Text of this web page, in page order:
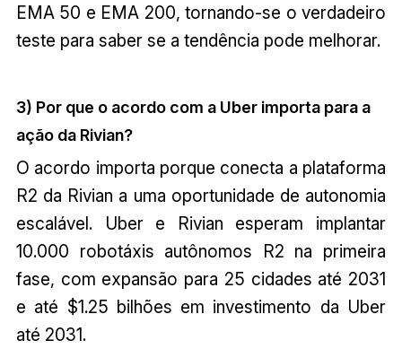
EMA 50 e EMA 200, tornando-se o verdadeiro
teste para saber se a tendência pode melhorar.
3) Por que o acordo com a Uber importa para a
ação da Rivian?
O acordo importa porque conecta a plataforma
R2 da Rivian a uma oportunidade de autonomia
escalável. Uber e Rivian esperam implantar
10.000 robotáxis autônomos R2 na primeira
fase, com expansão para 25 cidades até 2031
e até $1.25 bilhões em investimento da Uber
até 2031.